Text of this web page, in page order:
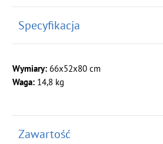
Specyfikacja
Wymiary: 66x52x80 cm
Waga: 14,8 kg
Zawartość